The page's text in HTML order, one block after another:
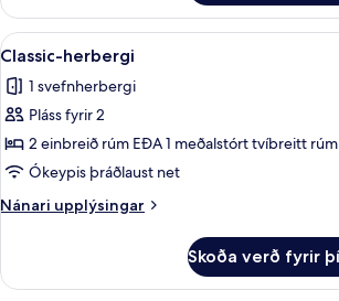
bed)
fyrir
tvo,
tvö
(with
extra
Skoða
allar
myndir
fyrir
Classic-
herbergi
Míníbar,
9
Classic-herbergi
1 svefnherbergi
Pláss fyrir 2
2 einbreið rúm EÐA 1 meðalstórt tvíbreitt rúm
Ókeypis þráðlaust net
Nánari upplýsingar
Nánari
herbergi
Skoða verð fyrir